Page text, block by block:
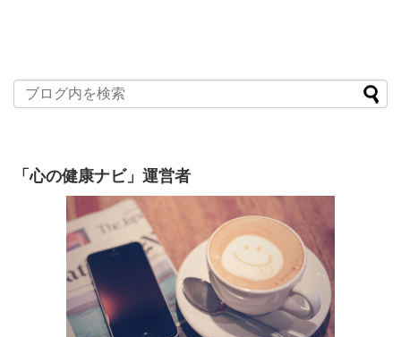
「心の健康ナビ」運営者